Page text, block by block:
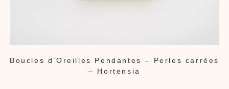
Boucles d’Oreilles Pendantes – Perles carrées
– Hortensia